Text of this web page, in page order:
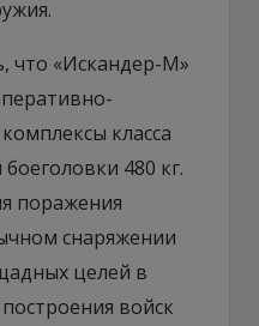
что «Искандер-М»
класса
480 кг.
поражения
снаряжении
целей в
войск